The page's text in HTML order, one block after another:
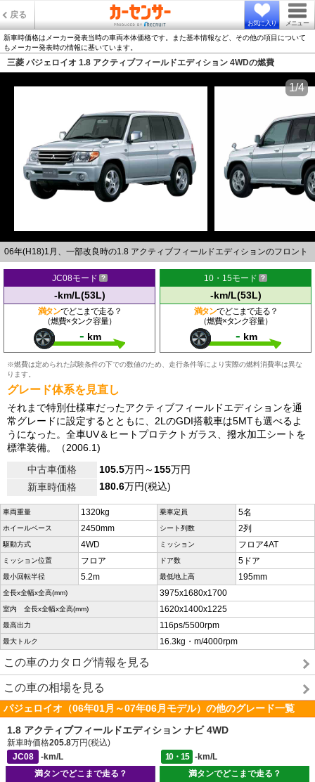
戻る
お気に入り メニュー
新車時価格はメーカー発表当時の車両本体価格です。また基本情報など、その他の項目について
もメーカー発表時の情報に基いています。
三菱 パジェロイオ 1.8 アクティブフィールドエディション 4WDの燃費
06年(H18)1月、一部改良時の1.8 アクティブフィールドエディションのフロント
1/4
JC08モード
-km/L(53L)
満タンでどこまで走る？
（燃費×タンク容量）
- km
10・15モード
-km/L(53L)
満タンでどこまで走る？
（燃費×タンク容量）
- km
※燃費は定められた試験条件の下での数値のため、走行条件等により実際の燃料消費率は異な
ります。
グレード体系を見直し
それまで特別仕様車だったアクティブフィールドエディションを通
常グレードに設定するとともに、2LのGDI搭載車は5MTも選べるよ
うになった。全車UV＆ヒートプロテクトガラス、撥水加工シートを
標準装備。（2006.1)
中古車価格
105.5万円～155万円
新車時価格
180.6万円(税込)
車両重量 1320kg 乗車定員 5名
ホイールベース 2450mm シート列数 2列
駆動方式 4WD ミッション フロア4AT
ミッション位置 フロア ドア数 5ドア
最小回転半径 5.2m 最低地上高 195mm
全長x全幅x全高(mm) 3975x1680x1700
室内 全長x全幅x全高(mm) 1620x1400x1225
最高出力 116ps/5500rpm
最大トルク 16.3kg・m/4000rpm
この車のカタログ情報を見る
この車の相場を見る
パジェロイオ（06年01月～07年06月モデル）の他のグレード一覧
1.8 アクティブフィールドエディション ナビ 4WD
新車時価格205.8万円(税込)
JC08
-km/L 10・15
-km/L
満タンでどこまで走る？
満タンでどこまで走る？